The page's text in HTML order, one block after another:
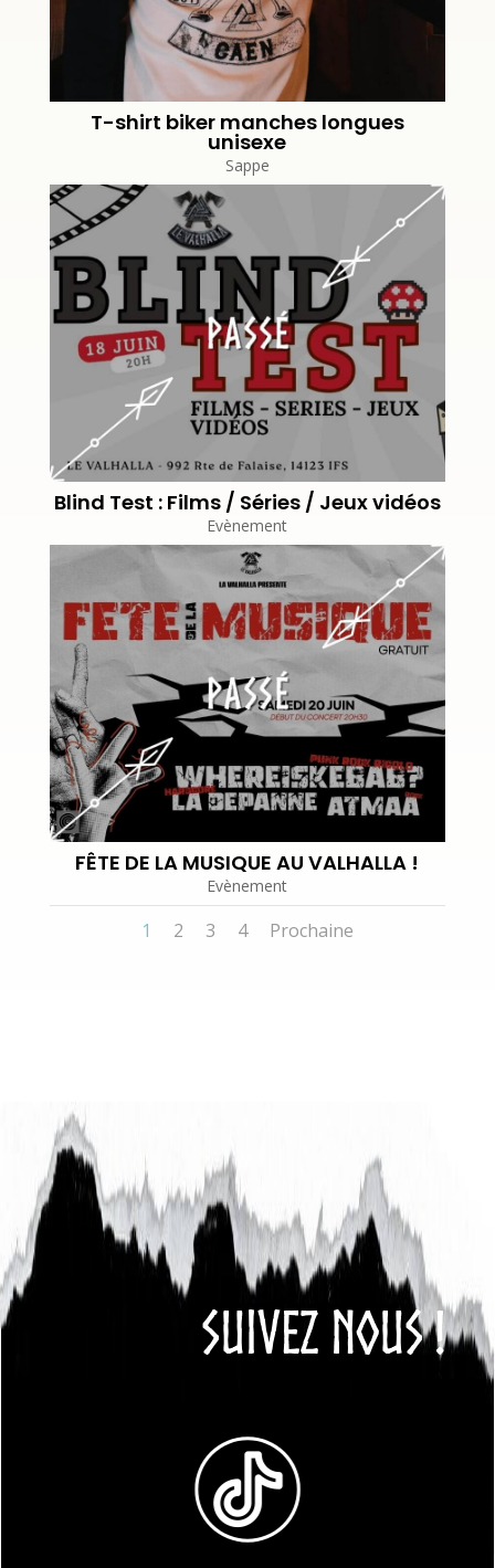
T-shirt biker manches longues
unisexe
Sappe
Blind Test : Films / Séries / Jeux vidéos
Evènement
FÊTE DE LA MUSIQUE AU VALHALLA !
Evènement
1 2 3 4 Prochaine
SUIVEZ NOUS !